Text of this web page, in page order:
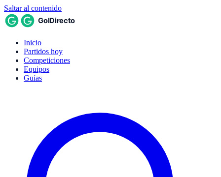
Saltar al contenido
Inicio
Partidos hoy
Competiciones
Equipos
Guías